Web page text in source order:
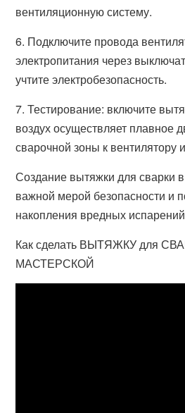
вентиляционную систему.
6. Подключите провода
электропитания через
учтите электробезопасность.
7. Тестирование: включите
воздух осуществляет плавное
сварочной зоны к вентилятору
Создание вытяжки для сварки
важной мерой безопасности и
накопления вредных
Как сделать ВЫТЯЖКУ для
МАСТЕРСКОЙ